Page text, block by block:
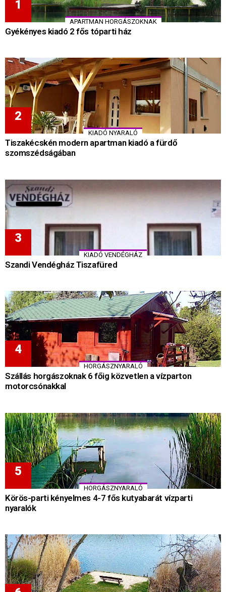
APARTMAN HORGÁSZOKNAK
Gyékényes kiadó 2 fős tóparti ház
KIADÓ NYARALÓ
Tiszakécskén modern apartman kiadó a fürdő
szomszédságában
KIADÓ VENDÉGHÁZ
Szandi Vendégház Tiszafüred
HORGÁSZNYARALÓ
Szállás horgászoknak 6 főig közvetlen a vízparton
motorcsónakkal
HORGÁSZNYARALÓ
Körös-parti kényelmes 4-7 fős kutyabarát vízparti
nyaralók